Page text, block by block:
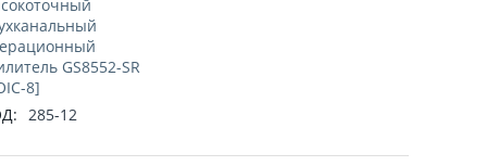
GS8552-SR
8]
285-12